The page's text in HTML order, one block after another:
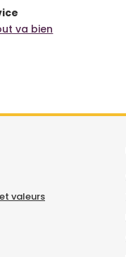
va bien
valeurs